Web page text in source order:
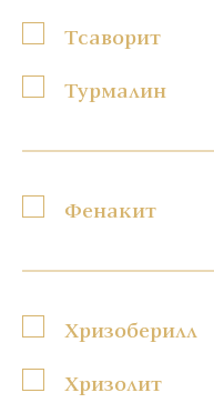
Тсаворит
Турмалин
Фенакит
Хризоберилл
Хризолит